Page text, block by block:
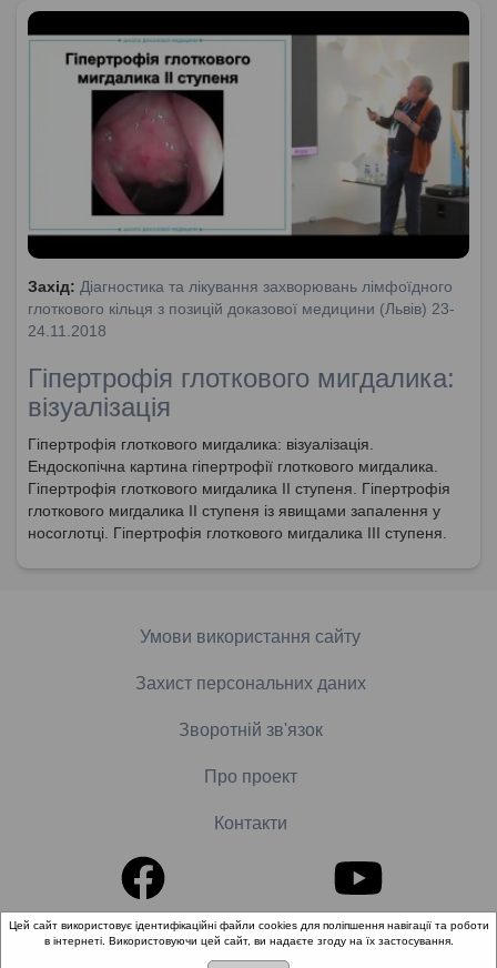
Захід: Діагностика та лікування захворювань лімфоїдного
глоткового кільця з позицій доказової медицини (Львів) 23-
24.11.2018
Гіпертрофія глоткового мигдалика:
візуалізація
Гіпертрофія глоткового мигдалика: візуалізація.
Ендоскопічна картина гіпертрофії глоткового мигдалика.
Гіпертрофія глоткового мигдалика ІІ ступеня. Гіпертрофія
глоткового мигдалика ІІ ступеня із явищами запалення у
носоглотці. Гіпертрофія глоткового мигдалика ІІІ ступеня.
Умови використання сайту
Захист персональних даних
Зворотній зв'язок
Про проект
Контакти
© 2018-2026 «Школа доказової медицини». Всі права
Цей сайт використовує ідентифікаційні файли cookies для поліпшення навігації та роботи
в інтернеті. Використовуючи цей сайт, ви надаєте згоду на їх застосування.